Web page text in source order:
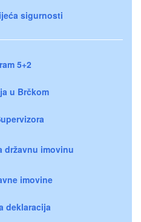
sigurnosti
5+2
u Brčkom
državnu imovinu
imovine
deklaracija